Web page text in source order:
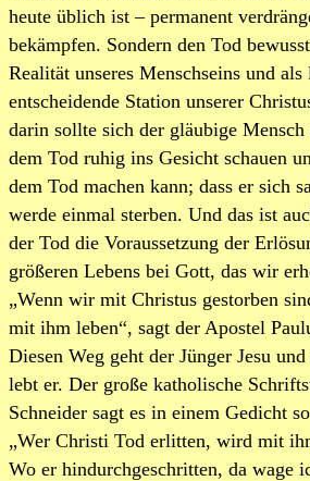
heute üblich ist – permanent
bekämpfen. Sondern den Tod
Realität unseres Menschseins und als
entscheidende Station unserer
darin sollte sich der gläubige Mensch
dem Tod ruhig ins Gesicht schauen
dem Tod machen kann; dass er sich
werde einmal sterben. Und das ist
der Tod die Voraussetzung der
größeren Lebens bei Gott, das wir
„Wenn wir mit Christus gestorben
mit ihm leben“, sagt der Apostel
Diesen Weg geht der Jünger Jesu
lebt er. Der große katholische
Schneider sagt es in einem Gedicht
„Wer Christi Tod erlitten, wird mit
Wo er hindurchgeschritten, da wage